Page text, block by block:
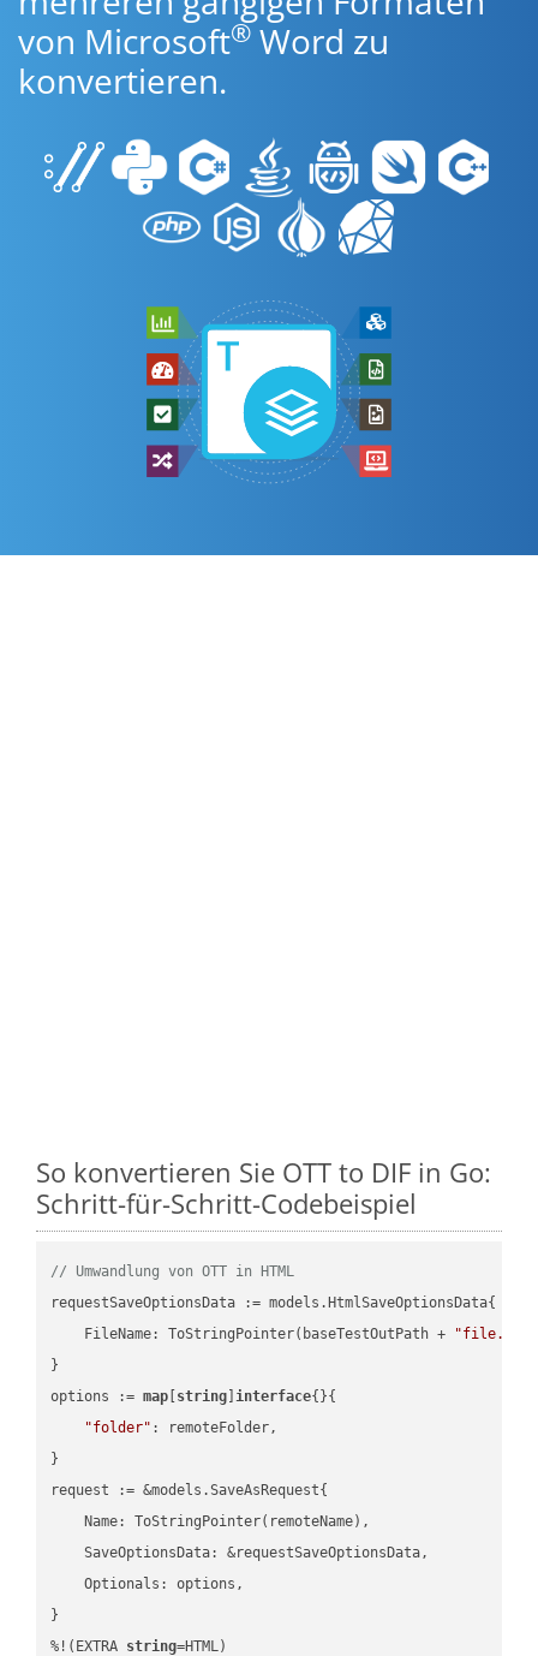
von Microsoft® Word zu
konvertieren.
So konvertieren Sie OTT to DIF in Go:
Schritt-für-Schritt-Codebeispiel
// Umwandlung von OTT in HTML
requestSaveOptionsData := models.HtmlSaveOptionsData{
    FileName: ToStringPointer(baseTestOutPath +
"file.OTT"
}
options := map string ]interface{}{
"folder" : remoteFolder,
}
request := &models.SaveAsRequest{
    Name: ToStringPointer(remoteName),
    SaveOptionsData: &requestSaveOptionsData,
    Optionals: options,
}
%!(EXTRA string